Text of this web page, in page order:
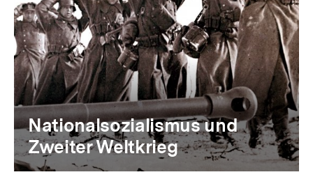
Nationalsozialismus und
Zweiter Weltkrieg